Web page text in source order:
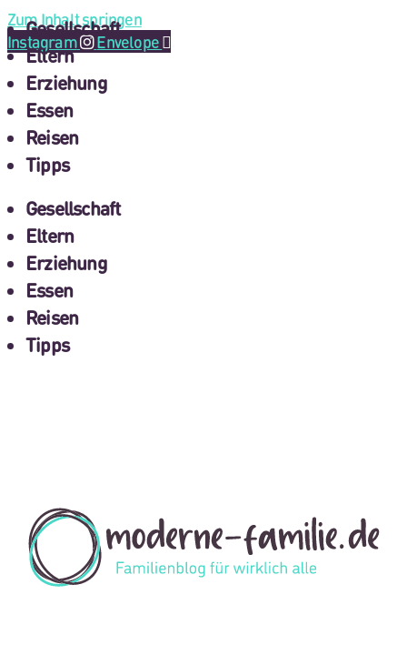
Zum Inhalt springen
Instagram
Envelope
Gesellschaft
Eltern
Erziehung
Essen
Reisen
Tipps
Gesellschaft
Eltern
Erziehung
Essen
Reisen
Tipps